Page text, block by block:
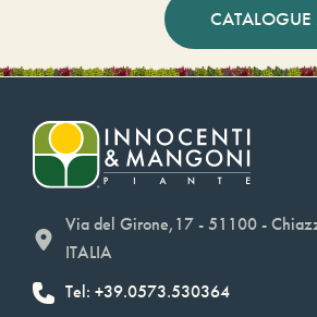
Via del Girone,17 - 51100 -
ITALIA
Tel: +39.0573.530364